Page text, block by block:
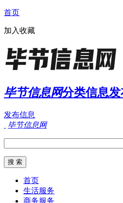
首页
加入收藏
毕节信息网分类信息
发布信息
毕节信息网
首页
生活服务
商务服务